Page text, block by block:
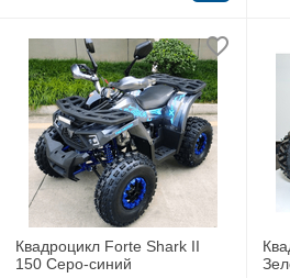
Квадроцикл Forte Shark II
150 Серо-синий